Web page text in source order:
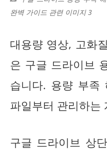
완벽 가이드 관련 이미지 3
대용량 영상, 고화
은 구글 드라이브
습니다. 용량 부족
파일부터 관리하는
구글 드라이브 상